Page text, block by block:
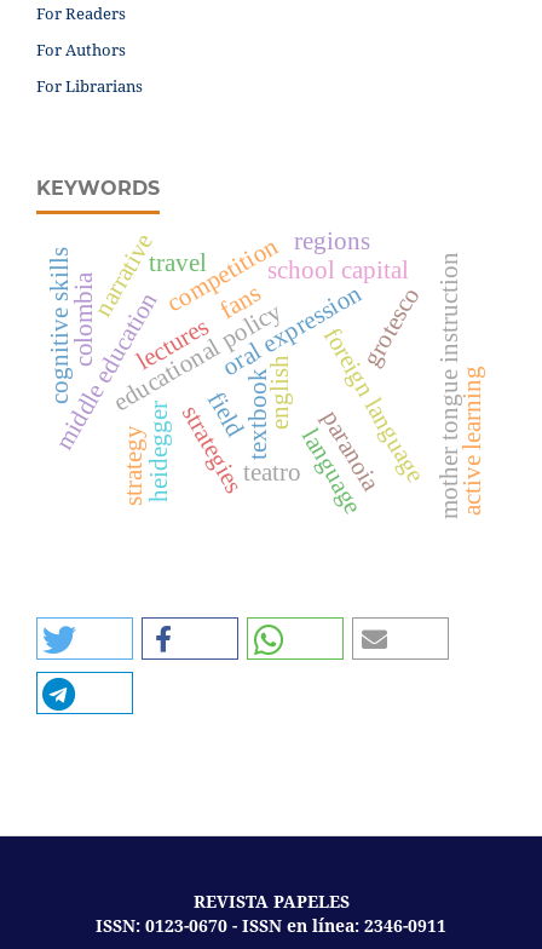
For Readers
For Authors
For Librarians
KEYWORDS
heidegger
educational policy
strategies foreign language
oral expression
english
textbook
language
field
school capital
middle education mother tongue instruction
competition
narrative
cognitive skills
strategy paranoia
grotesco
teatro
fans
regions
active learning
lectures
travel
colombia
REVISTA PAPELES
ISSN: 0123-0670 - ISSN en línea: 2346-0911